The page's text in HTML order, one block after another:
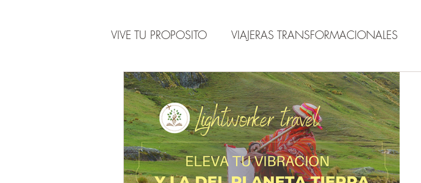
VIVE TU PROPOSITO VIAJERAS TRANSFORMACIONALES